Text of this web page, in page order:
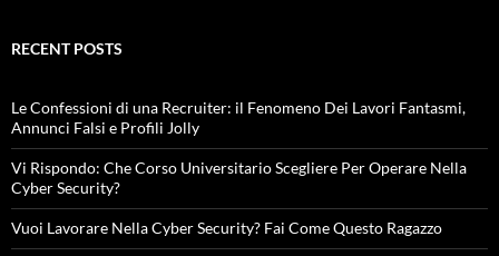
RECENT POSTS
Le Confessioni di una Recruiter: il Fenomeno Dei Lavori Fantasmi,
Annunci Falsi e Profili Jolly
Vi Rispondo: Che Corso Universitario Scegliere Per Operare Nella
Cyber Security?
Vuoi Lavorare Nella Cyber Security? Fai Come Questo Ragazzo